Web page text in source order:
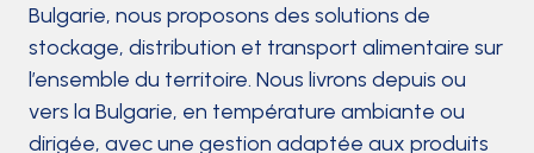
Bulgarie, nous proposons des solutions de
stockage, distribution et transport alimentaire sur
l’ensemble du territoire. Nous livrons depuis ou
vers la Bulgarie, en température ambiante ou
dirigée, avec une gestion adaptée aux produits